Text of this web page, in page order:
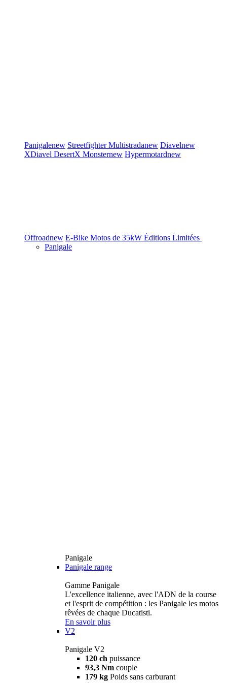
Panigalenew StreetfighterMultistradanew Diavelnew
XDiavel DesertX Monsternew Hypermotardnew
Offroadnew E-Bike Motos de 35kW Éditions Limitées
Panigale
Panigale
Panigale range
Gamme Panigale
L'excellence italienne, avec l'ADN de la course
et l'esprit de compétition : les Panigale les motos
rêvées de chaque Ducatisti.
En savoir plus
V2
Panigale V2
120 ch puissance
93,3 Nm couple
179 kg Poids sans carburant